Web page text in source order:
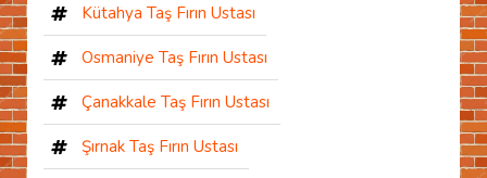
Kütahya Taş Fırın Ustası
Osmaniye Taş Fırın Ustası
Çanakkale Taş Fırın Ustası
Şırnak Taş Fırın Ustası